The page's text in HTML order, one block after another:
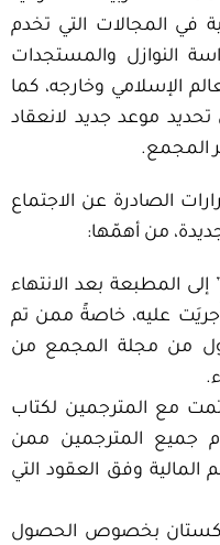
في المجالات التي تخدم
النوازل والمستجدات
الإسلامي وخارجه، كما
موعد جديد لانعقاد
المجمع.
الصادرة عن الاجتماع
من أهمّها:
المطبعة بعد الانتهاء
عليه، خاصةً ممن تم
من مجلة المجمع من
مع المترجمين لكتاب
جميع المترجمين ممن
المالية وفق العقود التي
بخصوص الحصول